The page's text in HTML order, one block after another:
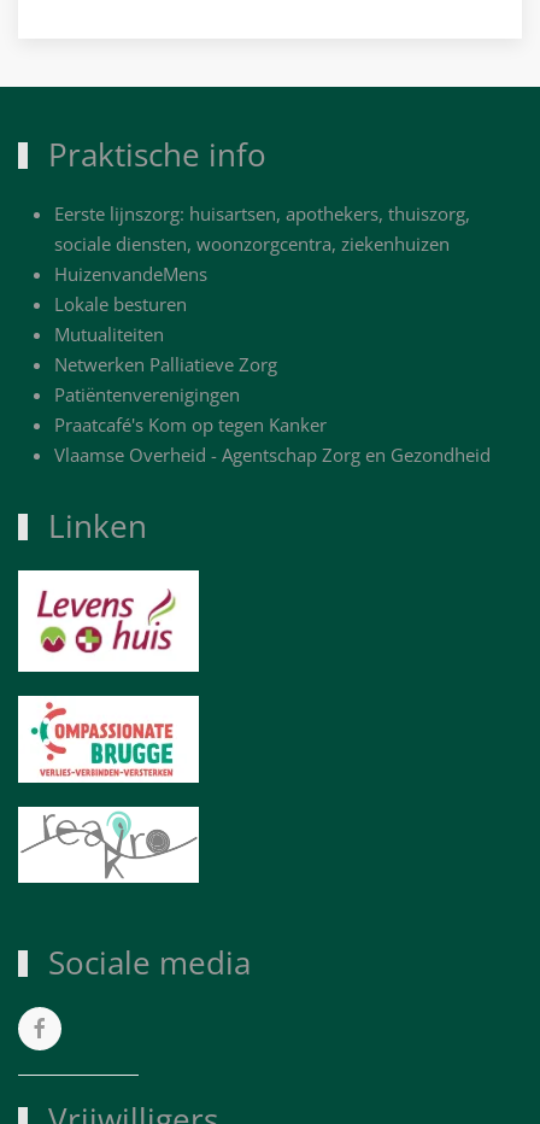
Praktische info
Eerste lijnszorg: huisartsen, apothekers, thuiszorg,
sociale diensten, woonzorgcentra, ziekenhuizen
HuizenvandeMens
Lokale besturen
Mutualiteiten
Netwerken Palliatieve Zorg
Patiëntenverenigingen
Praatcafé's Kom op tegen Kanker
Vlaamse Overheid - Agentschap Zorg en Gezondheid
Linken
Sociale media